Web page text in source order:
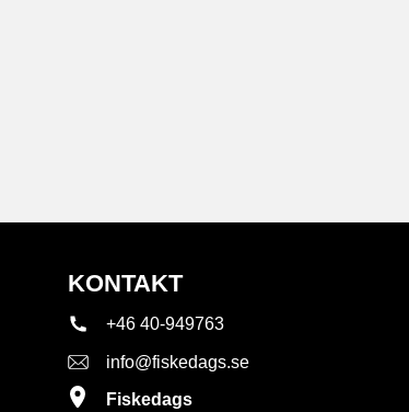
KONTAKT
+46 40-949763
info@fiskedags.se
Fiskedags